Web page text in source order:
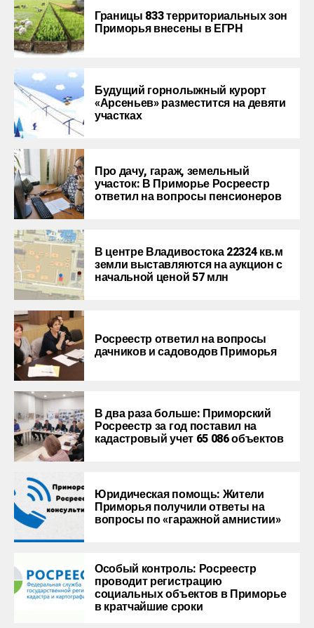
Границы 833 территориальных зон
Приморья внесены в ЕГРН
Будущий горнолыжный курорт
«Арсеньев» разместится на девяти
участках
Про дачу, гараж, земельный
участок: В Приморье Росреестр
ответил на вопросы пенсионеров
В центре Владивостока 22324 кв.м
земли выставляются на аукцион с
начальной ценой 57 млн
Росреестр ответил на вопросы
дачников и садоводов Приморья
В два раза больше: Приморский
Росреестр за год поставил на
кадастровый учет 65 086 объектов
Юридическая помощь: Жители
Приморья получили ответы на
вопросы по «гаражной амнистии»
Особый контроль: Росреестр
проводит регистрацию
социальных объектов в Приморье
в кратчайшие сроки